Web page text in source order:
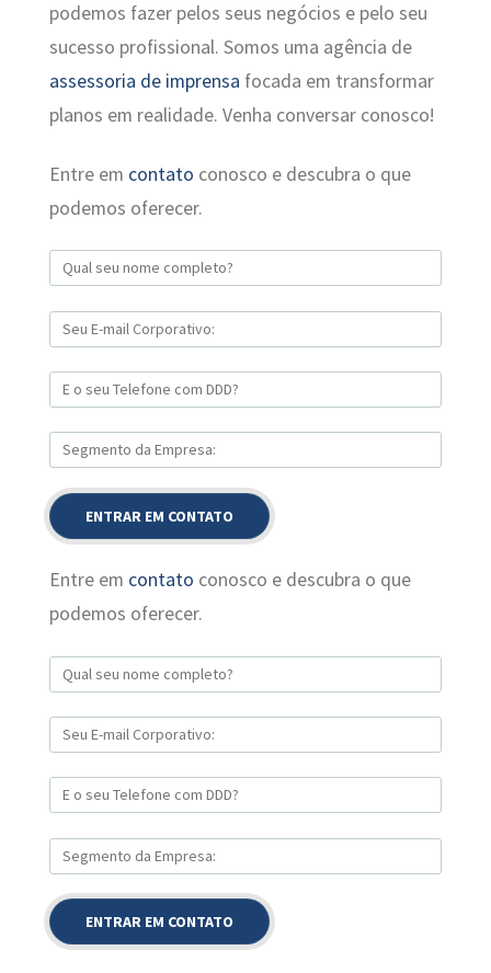
podemos fazer pelos seus negócios e pelo seu
sucesso profissional. Somos uma agência de
assessoria de imprensa focada em transformar
planos em realidade. Venha conversar conosco!
Entre em contato conosco e descubra o que
podemos oferecer.
Entre em contato conosco e descubra o que
podemos oferecer.